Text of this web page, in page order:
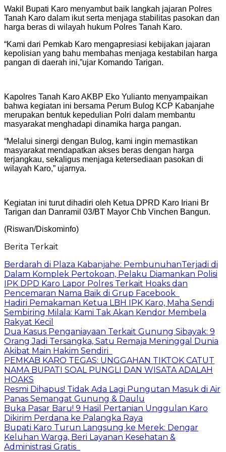
Wakil Bupati Karo menyambut baik langkah jajaran Polres
Tanah Karo dalam ikut serta menjaga stabilitas pasokan dan
harga beras di wilayah hukum Polres Tanah Karo.
“Kami dari Pemkab Karo mengapresiasi kebijakan jajaran
kepolisian yang bahu membahas menjaga kestabilan harga
pangan di daerah ini,”ujar Komando Tarigan.
Kapolres Tanah Karo AKBP Eko Yulianto menyampaikan
bahwa kegiatan ini bersama Perum Bulog KCP Kabanjahe
merupakan bentuk kepedulian Polri dalam membantu
masyarakat menghadapi dinamika harga pangan.
“Melalui sinergi dengan Bulog, kami ingin memastikan
masyarakat mendapatkan akses beras dengan harga
terjangkau, sekaligus menjaga ketersediaan pasokan di
wilayah Karo,” ujarnya.
Kegiatan ini turut dihadiri oleh Ketua DPRD Karo Iriani Br
Tarigan dan Danramil 03/BT Mayor Chb Vinchen Bangun.
(Riswan/Diskominfo)
Berita Terkait
Berdarah di Plaza Kabanjahe: PembunuhanTerjadi di
Dalam Komplek Pertokoan, Pelaku Diamankan Polisi
IPK DPD Karo Lapor Polres Terkait Hoaks dan
Pencemaran Nama Baik di Grup Facebook
Hadiri Pemakaman Ketua LBH IPK Karo, Maha Sendi
Sembiring Milala: Kami Tak Akan Kendor Membela
Rakyat Kecil
Dua Kasus Penganiayaan Terkait Gunung Sibayak: 9
Orang Jadi Tersangka, Satu Remaja Meninggal Dunia
Akibat Main Hakim Sendiri
PEMKAB KARO TEGAS: UNGGAHAN TIKTOK CATUT
NAMA BUPATI SOAL PUNGLI DAN WISATA ADALAH
HOAKS
Resmi Dihapus! Tidak Ada Lagi Pungutan Masuk di Air
Panas Semangat Gunung & Daulu
Buka Pasar Baru! 9 Hasil Pertanian Unggulan Karo
Dikirim Perdana ke Palangka Raya
Bupati Karo Turun Langsung ke Merek: Dengar
Keluhan Warga, Beri Layanan Kesehatan &
Administrasi Gratis